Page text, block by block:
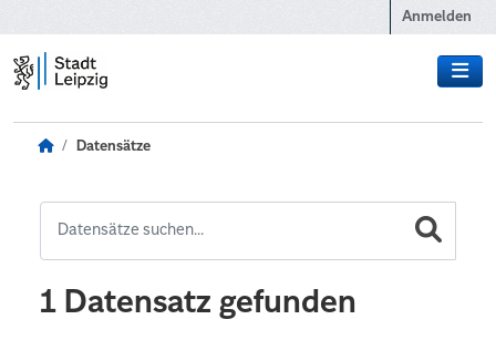
Anmelden
Datensätze
1 Datensatz gefunden